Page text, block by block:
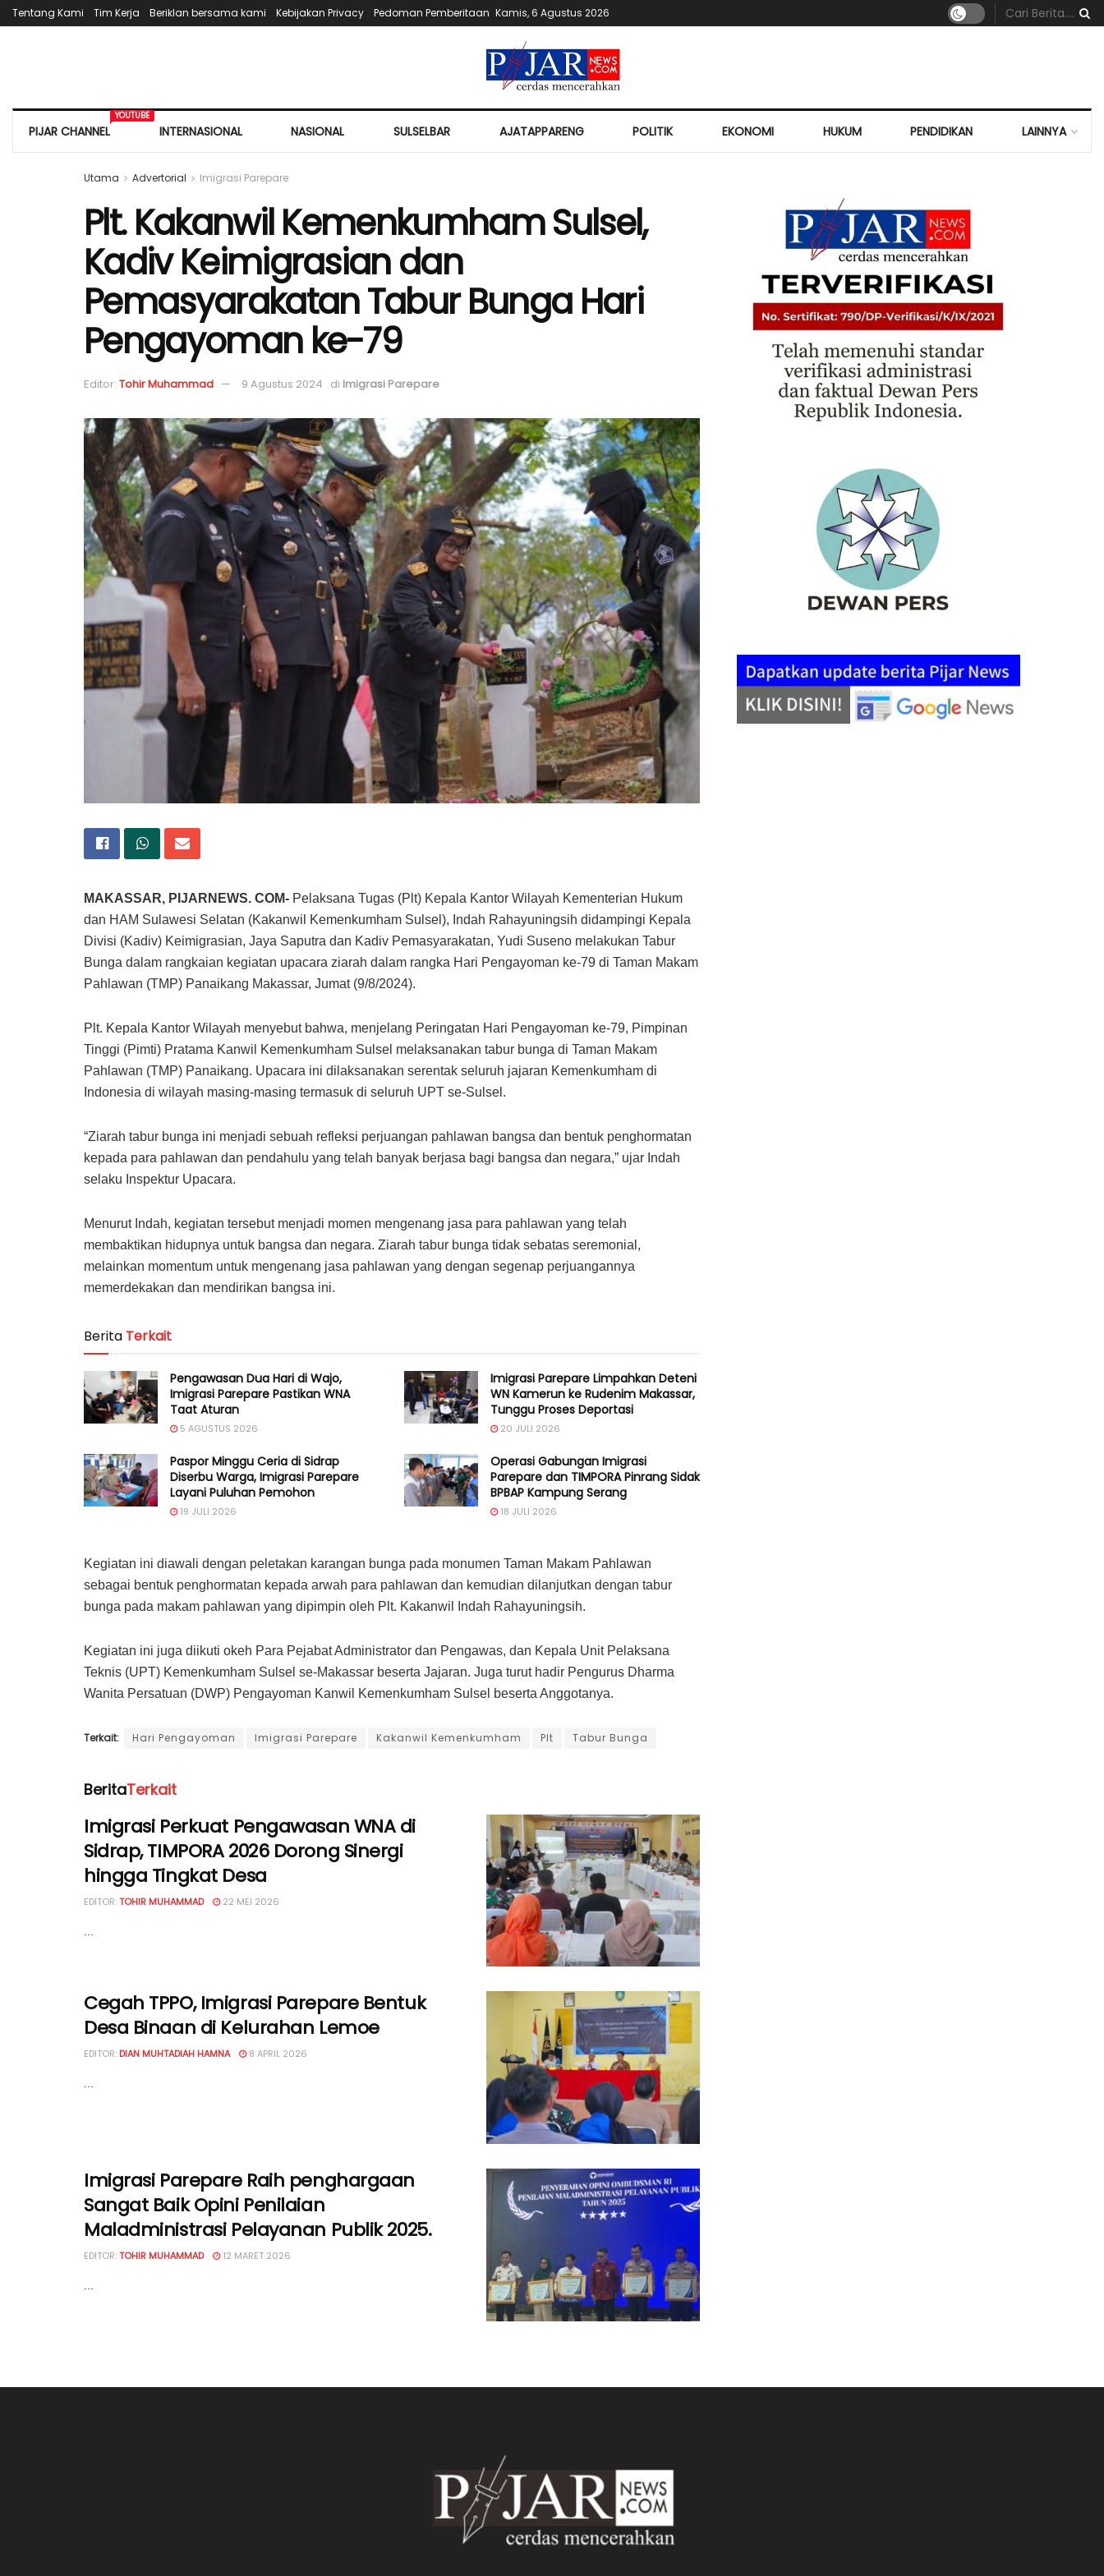
Tentang Kami Tim Kerja Beriklan bersama kami Kebijakan Privacy Pedoman Pemberitaan Kamis, 6 Agustus 2026
PIJAR CHANNEL
YOUTUBE
INTERNASIONAL NASIONAL SULSELBAR AJATAPPARENG POLITIK EKONOMI HUKUM PENDIDIKAN LAINNYA
Utama Advertorial Imigrasi Parepare
Plt. Kakanwil Kemenkumham Sulsel,
Kadiv Keimigrasian dan
Pemasyarakatan Tabur Bunga Hari
Pengayoman ke-79
Editor: Tohir Muhammad 9 Agustus 2024 di Imigrasi Parepare
MAKASSAR, PIJARNEWS. COM- Pelaksana Tugas (Plt) Kepala Kantor Wilayah Kementerian Hukum
dan HAM Sulawesi Selatan (Kakanwil Kemenkumham Sulsel), Indah Rahayuningsih didampingi Kepala
Divisi (Kadiv) Keimigrasian, Jaya Saputra dan Kadiv Pemasyarakatan, Yudi Suseno melakukan Tabur
Bunga dalam rangkaian kegiatan upacara ziarah dalam rangka Hari Pengayoman ke-79 di Taman Makam
Pahlawan (TMP) Panaikang Makassar, Jumat (9/8/2024).
Plt. Kepala Kantor Wilayah menyebut bahwa, menjelang Peringatan Hari Pengayoman ke-79, Pimpinan
Tinggi (Pimti) Pratama Kanwil Kemenkumham Sulsel melaksanakan tabur bunga di Taman Makam
Pahlawan (TMP) Panaikang. Upacara ini dilaksanakan serentak seluruh jajaran Kemenkumham di
Indonesia di wilayah masing-masing termasuk di seluruh UPT se-Sulsel.
“Ziarah tabur bunga ini menjadi sebuah refleksi perjuangan pahlawan bangsa dan bentuk penghormatan
kepada para pahlawan dan pendahulu yang telah banyak berjasa bagi bangsa dan negara,” ujar Indah
selaku Inspektur Upacara.
Menurut Indah, kegiatan tersebut menjadi momen mengenang jasa para pahlawan yang telah
membaktikan hidupnya untuk bangsa dan negara. Ziarah tabur bunga tidak sebatas seremonial,
melainkan momentum untuk mengenang jasa pahlawan yang dengan segenap perjuangannya
memerdekakan dan mendirikan bangsa ini.
Berita Terkait
Pengawasan Dua Hari di Wajo,
Imigrasi Parepare Pastikan WNA
Taat Aturan
5 AGUSTUS 2026
Imigrasi Parepare Limpahkan Deteni
WN Kamerun ke Rudenim Makassar,
Tunggu Proses Deportasi
20 JULI 2026
Paspor Minggu Ceria di Sidrap
Diserbu Warga, Imigrasi Parepare
Layani Puluhan Pemohon
19 JULI 2026
Operasi Gabungan Imigrasi
Parepare dan TIMPORA Pinrang Sidak
BPBAP Kampung Serang
18 JULI 2026
Kegiatan ini diawali dengan peletakan karangan bunga pada monumen Taman Makam Pahlawan
sebagai bentuk penghormatan kepada arwah para pahlawan dan kemudian dilanjutkan dengan tabur
bunga pada makam pahlawan yang dipimpin oleh Plt. Kakanwil Indah Rahayuningsih.
Kegiatan ini juga diikuti okeh Para Pejabat Administrator dan Pengawas, dan Kepala Unit Pelaksana
Teknis (UPT) Kemenkumham Sulsel se-Makassar beserta Jajaran. Juga turut hadir Pengurus Dharma
Wanita Persatuan (DWP) Pengayoman Kanwil Kemenkumham Sulsel beserta Anggotanya.
Terkait: Hari Pengayoman Imigrasi Parepare Kakanwil Kemenkumham Plt Tabur Bunga
BeritaTerkait
Imigrasi Perkuat Pengawasan WNA di
Sidrap, TIMPORA 2026 Dorong Sinergi
hingga Tingkat Desa
EDITOR:TOHIR MUHAMMAD 22 MEI 2026
Cegah TPPO, Imigrasi Parepare Bentuk
Desa Binaan di Kelurahan Lemoe
EDITOR: DIAN MUHTADIAH HAMNA 8 APRIL 2026
...
Imigrasi Parepare Raih penghargaan
Sangat Baik Opini Penilaian
Maladministrasi Pelayanan Publik 2025.
EDITOR:TOHIR MUHAMMAD 12 MARET 2026
...